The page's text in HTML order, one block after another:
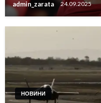
admin_zarata 24.09.2025
НОВИНИ